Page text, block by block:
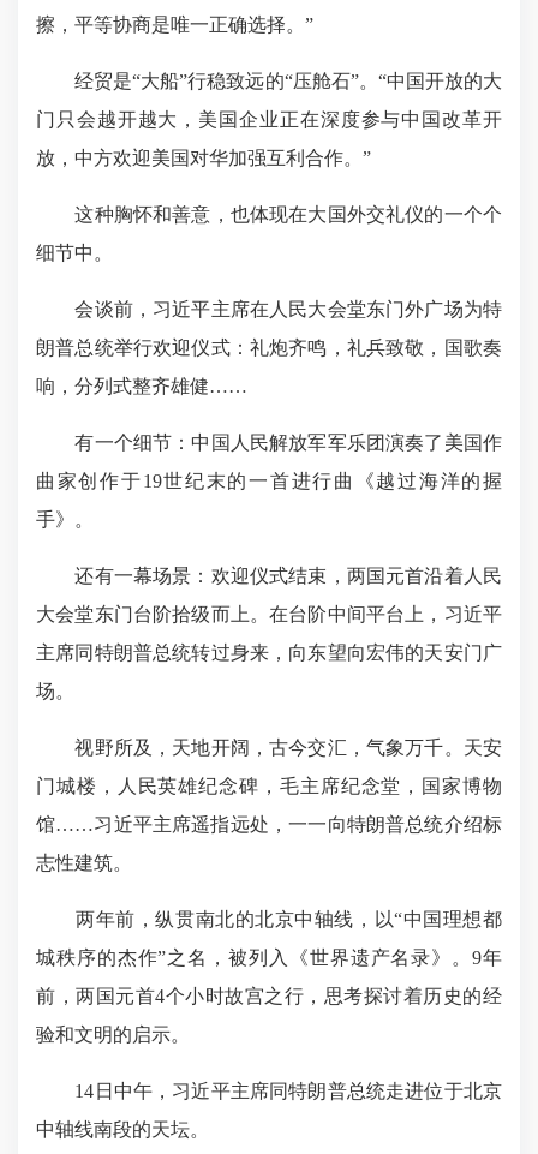
擦，平等协商是唯一正确选择。”
经贸是“大船”行稳致远的“压舱石”。“中国开放的大
门只会越开越大，美国企业正在深度参与中国改革开
放，中方欢迎美国对华加强互利合作。”
这种胸怀和善意，也体现在大国外交礼仪的一个个
细节中。
会谈前，习近平主席在人民大会堂东门外广场为特
朗普总统举行欢迎仪式：礼炮齐鸣，礼兵致敬，国歌奏
响，分列式整齐雄健……
有一个细节：中国人民解放军军乐团演奏了美国作
曲家创作于19世纪末的一首进行曲《越过海洋的握
手》。
还有一幕场景：欢迎仪式结束，两国元首沿着人民
大会堂东门台阶拾级而上。在台阶中间平台上，习近平
主席同特朗普总统转过身来，向东望向宏伟的天安门广
场。
视野所及，天地开阔，古今交汇，气象万千。天安
门城楼，人民英雄纪念碑，毛主席纪念堂，国家博物
馆……习近平主席遥指远处，一一向特朗普总统介绍标
志性建筑。
两年前，纵贯南北的北京中轴线，以“中国理想都
城秩序的杰作”之名，被列入《世界遗产名录》。9年
前，两国元首4个小时故宫之行，思考探讨着历史的经
验和文明的启示。
14日中午，习近平主席同特朗普总统走进位于北京
中轴线南段的天坛。